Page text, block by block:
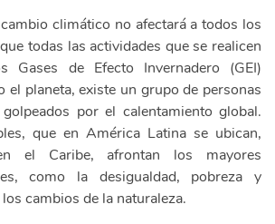
climático no afectará a todos los
todas las actividades que se realicen
Gases de Efecto Invernadero (GEI)
el planeta, existe un grupo de personas
por el calentamiento global.
que en América Latina se ubican,
el Caribe, afrontan los mayores
como la desigualdad, pobreza y
cambios de la naturaleza.